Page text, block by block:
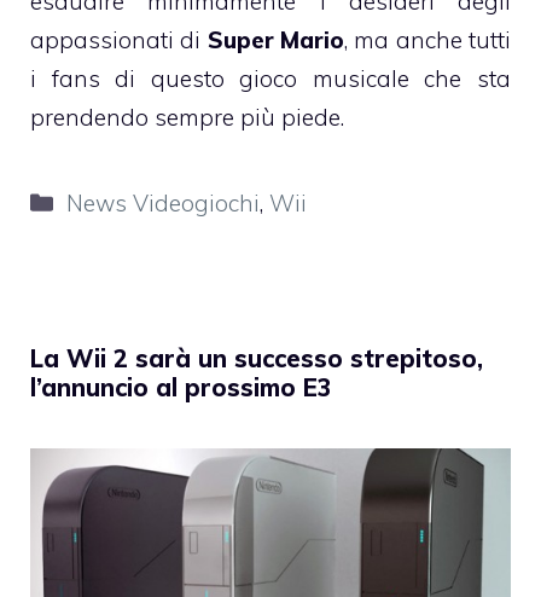
appassionati di Super Mario, ma anche tutti
i fans di questo gioco musicale che sta
prendendo sempre più piede.
Categorie
News Videogiochi, Wii
La Wii 2 sarà un successo strepitoso,
l’annuncio al prossimo E3